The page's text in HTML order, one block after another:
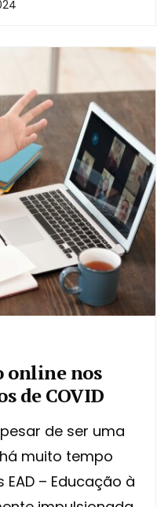
online nos
de COVID
de ser uma
muito tempo
– Educação à